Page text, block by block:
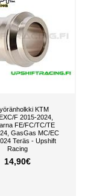
KTM
F 2015-2024,
FE/FC/TC/TE
GasGas MC/EC
Teräs - Upshift
Racing
14,90€